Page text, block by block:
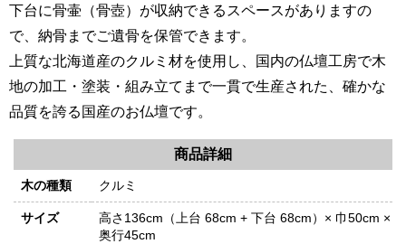
下台に骨壷（骨壺）が収納できるスペースがありますの
で、納骨までご遺骨を保管できます。
上質な北海道産のクルミ材を使用し、国内の仏壇工房で木
地の加工・塗装・組み立てまで一貫で生産された、確かな
品質を誇る国産のお仏壇です。
商品詳細
木の種類 クルミ
サイズ
高さ136cm（上台 68cm + 下台 68cm）× 巾50cm ×
奥行45cm